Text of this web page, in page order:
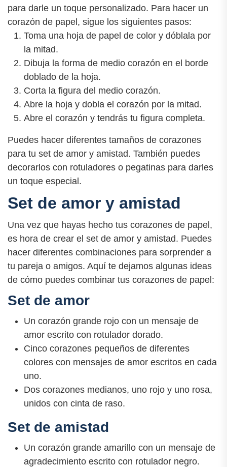
para darle un toque personalizado. Para hacer un
corazón de papel, sigue los siguientes pasos:
Toma una hoja de papel de color y dóblala por
la mitad.
Dibuja la forma de medio corazón en el borde
doblado de la hoja.
Corta la figura del medio corazón.
Abre la hoja y dobla el corazón por la mitad.
Abre el corazón y tendrás tu figura completa.
Puedes hacer diferentes tamaños de corazones
para tu set de amor y amistad. También puedes
decorarlos con rotuladores o pegatinas para darles
un toque especial.
Set de amor y amistad
Una vez que hayas hecho tus corazones de papel,
es hora de crear el set de amor y amistad. Puedes
hacer diferentes combinaciones para sorprender a
tu pareja o amigos. Aquí te dejamos algunas ideas
de cómo puedes combinar tus corazones de papel:
Set de amor
Un corazón grande rojo con un mensaje de
amor escrito con rotulador dorado.
Cinco corazones pequeños de diferentes
colores con mensajes de amor escritos en cada
uno.
Dos corazones medianos, uno rojo y uno rosa,
unidos con cinta de raso.
Set de amistad
Un corazón grande amarillo con un mensaje de
agradecimiento escrito con rotulador negro.